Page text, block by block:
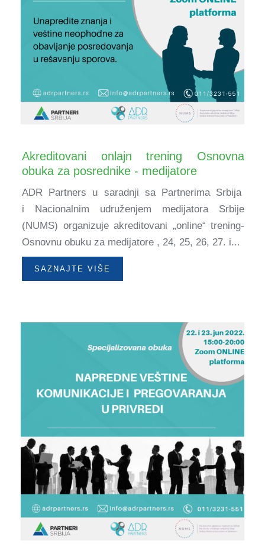
Akreditovani onlajn trening Osnovna
obuka za posrednike - medijatore
ADR Partners u saradnji sa Partnerima Srbija
i Nacionalnim udruženjem medijatora Srbije
(NUMS) organizuje akreditovani „online“ trening-
Osnovnu obuku za medijatore , 24, 25, 26, 27. i...
SAZNAJTE VIŠE